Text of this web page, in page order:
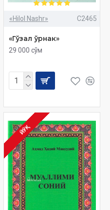
«Hilol Nashr» C2465
«Гўзал ўрнак»
29 000 сўм
ЙЎҚ